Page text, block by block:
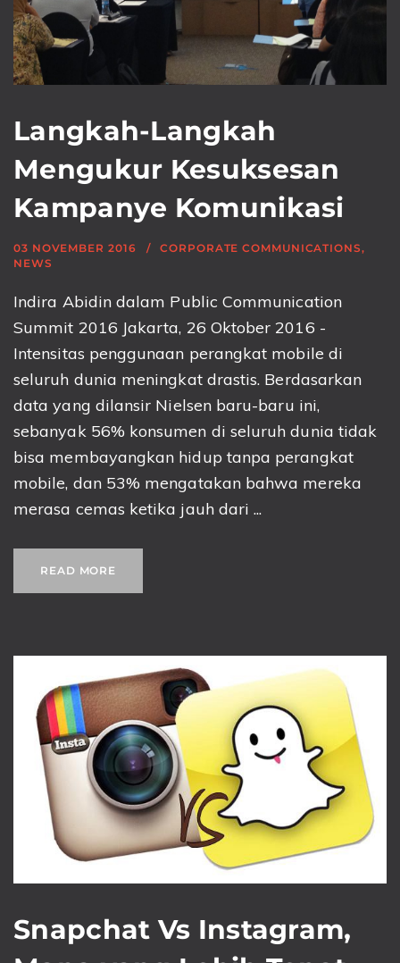
Langkah-Langkah
Mengukur Kesuksesan
Kampanye Komunikasi
03 NOVEMBER 2016 CORPORATE COMMUNICATIONS,
NEWS
Indira Abidin dalam Public Communication
Summit 2016 Jakarta, 26 Oktober 2016 -
Intensitas penggunaan perangkat mobile di
seluruh dunia meningkat drastis. Berdasarkan
data yang dilansir Nielsen baru-baru ini,
sebanyak 56% konsumen di seluruh dunia tidak
bisa membayangkan hidup tanpa perangkat
mobile, dan 53% mengatakan bahwa mereka
merasa cemas ketika jauh dari ...
READ MORE
Snapchat Vs Instagram,